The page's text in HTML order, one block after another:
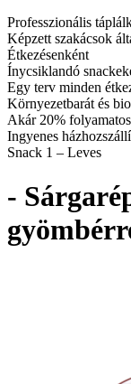
Professzionális
Képzett szakácsok
Étkezésenként
Ínycsiklandó
Egy terv minden
Környezetbarát és
Akár 20%
Ingyenes
Snack 1 – Leves
-